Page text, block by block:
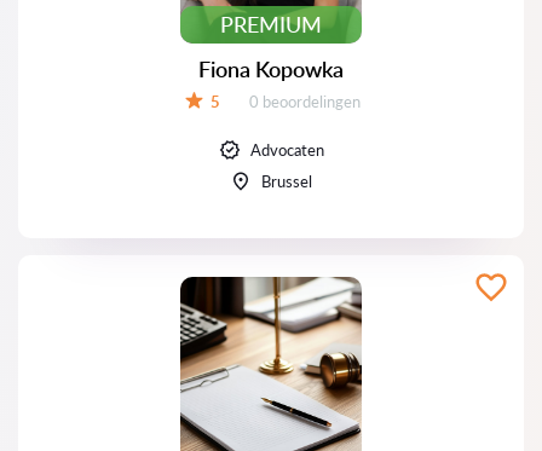
PREMIUM
Fiona Kopowka
5 Beoordelingen:
0 beoordelingen
Advocaten
Brussel